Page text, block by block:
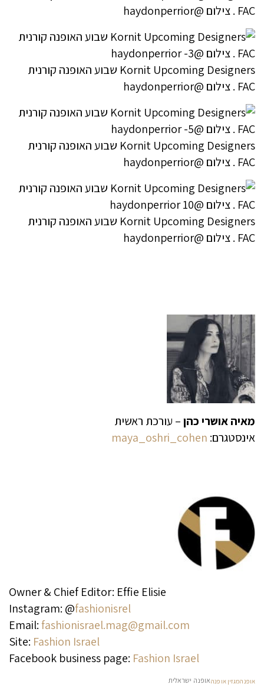
FAC . צילום @haydonperrior
Kornit Upcoming Designers שבוע האופנה קורנית
FAC . צילום @haydonperrior
Kornit Upcoming Designers שבוע האופנה קורנית
FAC . צילום @haydonperrior
Kornit Upcoming Designers שבוע האופנה קורנית
FAC . צילום @haydonperrior
מאיה אושרי כהן– עורכת ראשית
אינסטגרם: maya_oshri_cohen
Owner & Chief Editor: Effie Elisie
Instagram: @fashionisrel
Email:fashionisrael.mag@gmail.com
Site: Fashion Israel
Facebook business page: Fashion Israel
אופנהמגזין אופנהאופנה ישראלית